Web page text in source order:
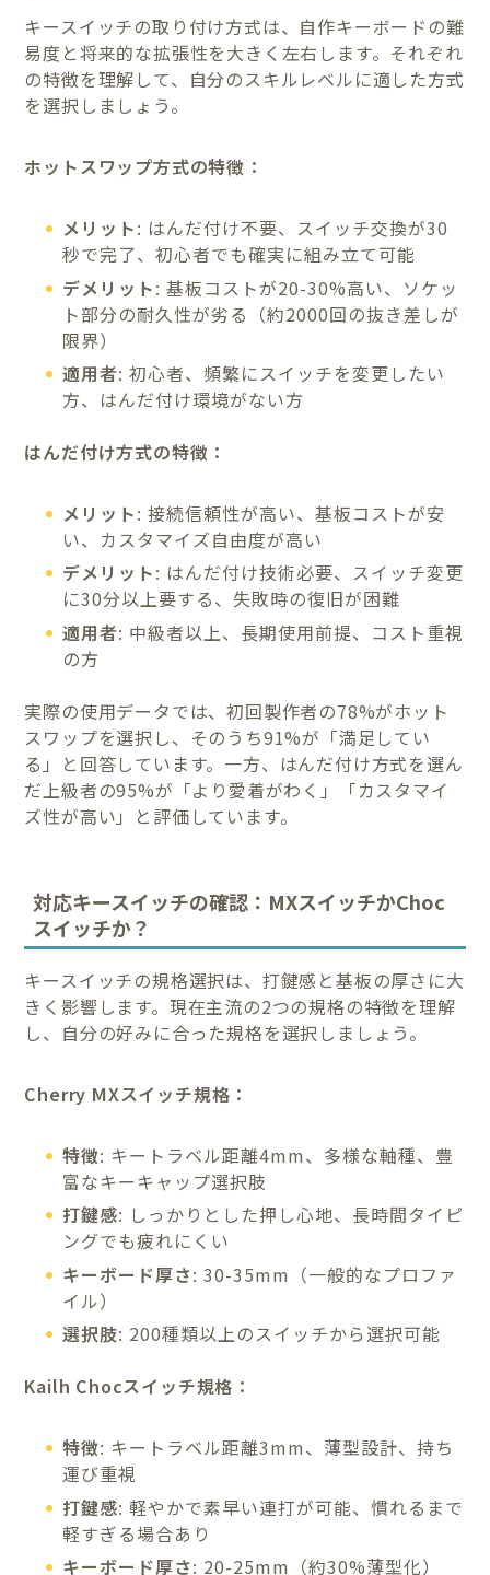
キースイッチの取り付け方式は、自作キーボードの難
易度と将来的な拡張性を大きく左右します。それぞれ
の特徴を理解して、自分のスキルレベルに適した方式
を選択しましょう。
ホットスワップ方式の特徴：
メリット: はんだ付け不要、スイッチ交換が30
秒で完了、初心者でも確実に組み立て可能
デメリット: 基板コストが20-30%高い、ソケッ
ト部分の耐久性が劣る（約2000回の抜き差しが
限界）
適用者: 初心者、頻繁にスイッチを変更したい
方、はんだ付け環境がない方
はんだ付け方式の特徴：
メリット: 接続信頼性が高い、基板コストが安
い、カスタマイズ自由度が高い
デメリット: はんだ付け技術必要、スイッチ変更
に30分以上要する、失敗時の復旧が困難
適用者: 中級者以上、長期使用前提、コスト重視
の方
実際の使用データでは、初回製作者の78%がホット
スワップを選択し、そのうち91%が「満足してい
る」と回答しています。一方、はんだ付け方式を選ん
だ上級者の95%が「より愛着がわく」「カスタマイ
ズ性が高い」と評価しています。
対応キースイッチの確認：MXスイッチかChoc
スイッチか？
キースイッチの規格選択は、打鍵感と基板の厚さに大
きく影響します。現在主流の2つの規格の特徴を理解
し、自分の好みに合った規格を選択しましょう。
Cherry MXスイッチ規格：
特徴: キートラベル距離4mm、多様な軸種、豊
富なキーキャップ選択肢
打鍵感: しっかりとした押し心地、長時間タイピ
ングでも疲れにくい
キーボード厚さ: 30-35mm（一般的なプロファ
イル）
選択肢: 200種類以上のスイッチから選択可能
Kailh Chocスイッチ規格：
特徴: キートラベル距離3mm、薄型設計、持ち
運び重視
打鍵感: 軽やかで素早い連打が可能、慣れるまで
軽すぎる場合あり
キーボード厚さ: 20-25mm（約30%薄型化）